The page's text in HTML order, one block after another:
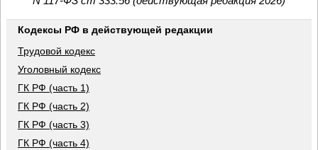
Кодексы РФ в действующей редакции
Трудовой кодекс
Уголовный кодекс
ГК РФ (часть 1)
ГК РФ (часть 2)
ГК РФ (часть 3)
ГК РФ (часть 4)